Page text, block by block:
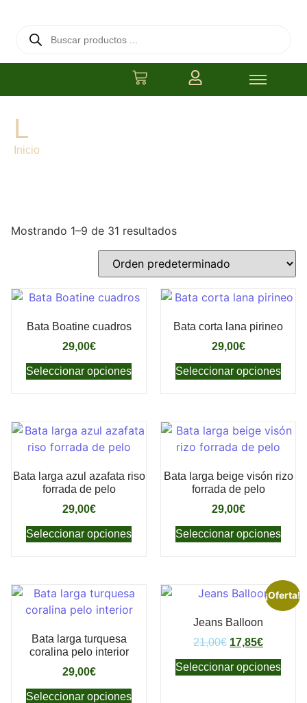
L
Inicio
Mostrando 1–9 de 31 resultados
Bata Boatine cuadros
29,00€
Seleccionar opciones
Bata corta lana pirineo
29,00€
Seleccionar opciones
Bata larga azul azafata riso
forrada de pelo
29,00€
Seleccionar opciones
Bata larga beige visón rizo
forrada de pelo
29,00€
Seleccionar opciones
Bata larga turquesa
coralina pelo interior
29,00€
Seleccionar opciones
¡Oferta!
Jeans Balloon
21,00€ 17,85€
Seleccionar opciones